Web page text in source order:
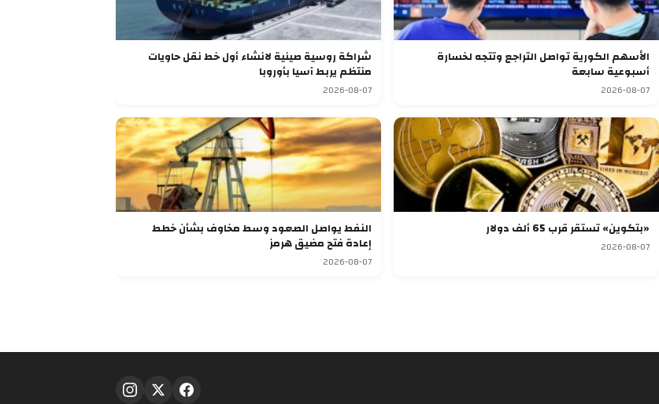
الأسهم الكورية تواصل التراجع وتتجه لخسارة
أسبوعية سابعة
2026-08-07
شراكة روسية صينية لانشاء أول خط نقل حاويات
منتظم يربط آسيا بأوروبا
2026-08-07
«بتكوين» تستقر قرب 65 ألف دولار
2026-08-07
النفط يواصل الصعود وسط مخاوف بشأن خطط
إعادة فتح مضيق هرمز
2026-08-07